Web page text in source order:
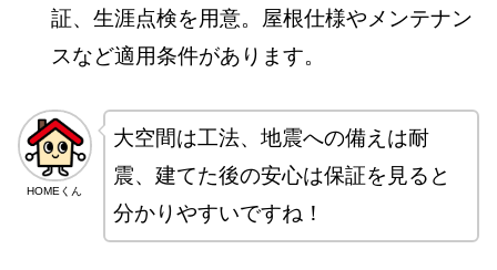
証、生涯点検を用意。屋根仕様やメンテナン
スなど適用条件があります。
HOMEくん
大空間は工法、地震への備えは耐
震、建てた後の安心は保証を見ると
分かりやすいですね！